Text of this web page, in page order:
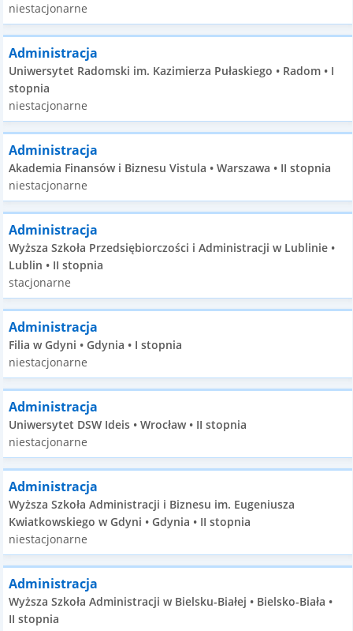
niestacjonarne
Administracja
Uniwersytet Radomski im. Kazimierza Pułaskiego • Radom • I
stopnia
niestacjonarne
Administracja
Akademia Finansów i Biznesu Vistula • Warszawa • II stopnia
niestacjonarne
Administracja
Wyższa Szkoła Przedsiębiorczości i Administracji w Lublinie •
Lublin • II stopnia
stacjonarne
Administracja
Filia w Gdyni • Gdynia • I stopnia
niestacjonarne
Administracja
Uniwersytet DSW Ideis • Wrocław • II stopnia
niestacjonarne
Administracja
Wyższa Szkoła Administracji i Biznesu im. Eugeniusza
Kwiatkowskiego w Gdyni • Gdynia • II stopnia
niestacjonarne
Administracja
Wyższa Szkoła Administracji w Bielsku-Białej • Bielsko-Biała •
II stopnia